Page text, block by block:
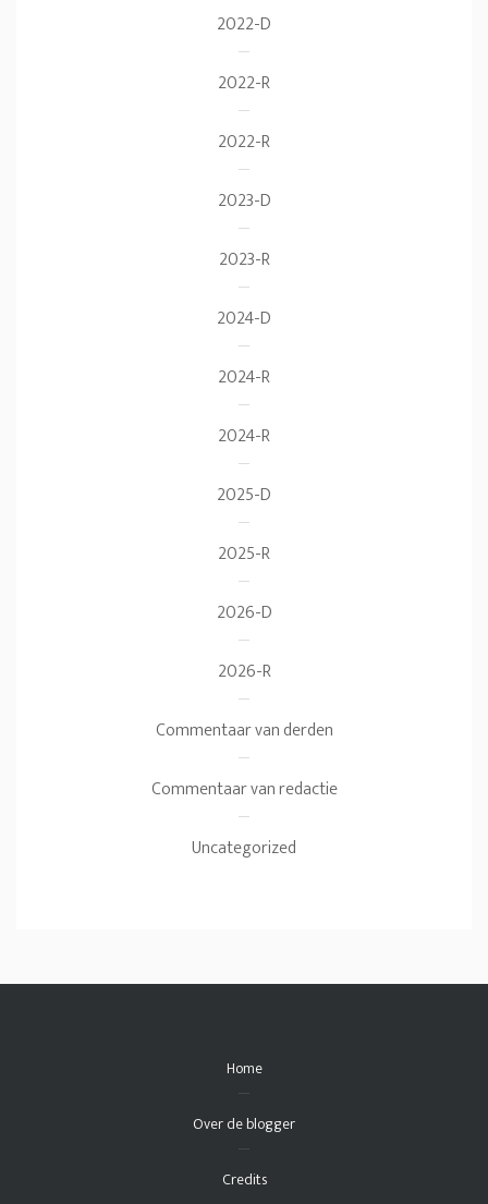
2022-D
2022-R
2022-R
2023-D
2023-R
2024-D
2024-R
2024-R
2025-D
2025-R
2026-D
2026-R
Commentaar van derden
Commentaar van redactie
Uncategorized
Home
Over de blogger
Credits